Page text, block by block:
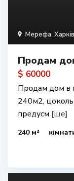
Мерефа,
Продам
$ 60000
Продам дом в
240м2,
предусм [ще]
240 м²